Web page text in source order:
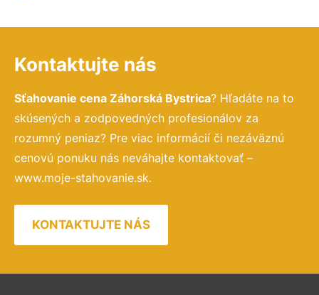
Kontaktujte nás
Sťahovanie cena Záhorská Bystrica? Hľadáte na to
skúsených a zodpovedných profesionálov za
rozumný peniaz? Pre viac informácií či nezáväznú
cenovú ponuku nás neváhajte kontaktovať –
www.moje-stahovanie.sk.
KONTAKTUJTE NÁS